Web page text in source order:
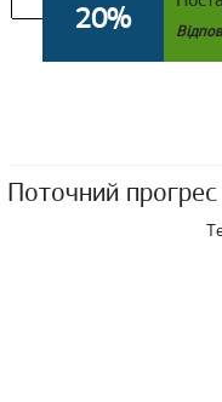
20%
Поточний прогрес